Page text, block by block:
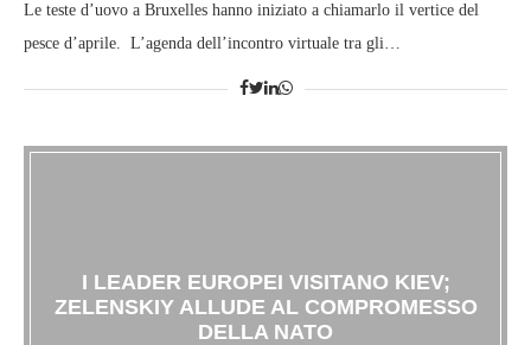
Le teste d’uovo a Bruxelles hanno iniziato a chiamarlo il vertice del
pesce d’aprile. L’agenda dell’incontro virtuale tra gli…
I LEADER EUROPEI VISITANO KIEV;
ZELENSKIY ALLUDE AL COMPROMESSO
DELLA NATO